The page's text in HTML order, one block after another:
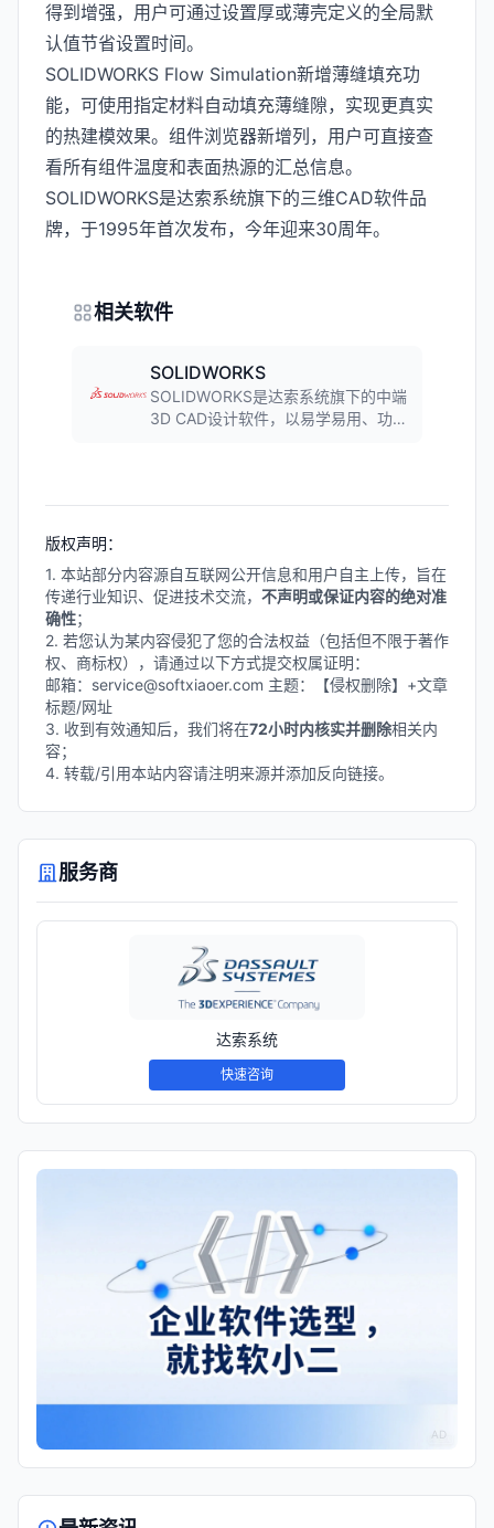
得到增强，用户可通过设置厚或薄壳定义的全局默
认值节省设置时间。
SOLIDWORKS Flow Simulation新增薄缝填充功
能，可使用指定材料自动填充薄缝隙，实现更真实
的热建模效果。组件浏览器新增列，用户可直接查
看所有组件温度和表面热源的汇总信息。
SOLIDWORKS是达索系统旗下的三维CAD软件品
牌，于1995年首次发布，今年迎来30周年。
相关软件
SOLIDWORKS
SOLIDWORKS是达索系统旗下的中端
3D CAD设计软件，以易学易用、功能
子、汽车等行业，市场占有率领先。
版权声明：
1. 本站部分内容源自互联网公开信息和用户自主上传，旨在
传递行业知识、促进技术交流， 不声明或保证内容的绝对准
确性；
2. 若您认为某内容侵犯了您的合法权益（包括但不限于著作
权、商标权），请通过以下方式提交权属证明：
邮箱：service@softxiaoer.com 主题：【侵权删除】+文章
标题/网址
3. 收到有效通知后，我们将在72小时内核实并删除相关内
容；
4. 转载/引用本站内容请注明来源并添加反向链接。
服务商
达索系统
快速咨询
AD